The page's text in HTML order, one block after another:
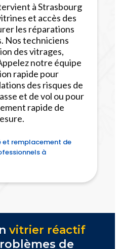
à Strasbourg
et accès des
les réparations
Nos techniciens
des vitrages,
notre équipe
rapide pour
des risques de
et de vol ou pour
rapide de
et remplacement de
à
vitrier réactif
de